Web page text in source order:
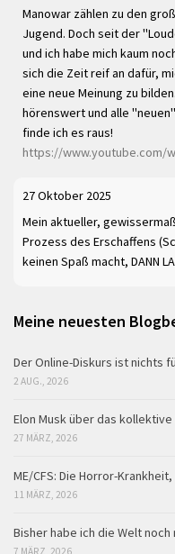
Manowar zählen zu den
Jugend. Doch seit der
und ich habe mich kaum
sich die Zeit reif an dafür,
eine neue Meinung zu
hörenswert und alle
finde ich es raus!
https://www.youtube.com/
27 Oktober 2025
Mein aktueller,
Prozess des Erschaffens
keinen Spaß macht, DANN
Meine neuesten
Der Online-Diskurs ist nichts
2 AUG., 2026
Elon Musk über das
27 MÄRZ, 2026
ME/CFS: Die Horror-
11 MÄRZ, 2026
Bisher habe ich die Welt
7 MÄRZ, 2026